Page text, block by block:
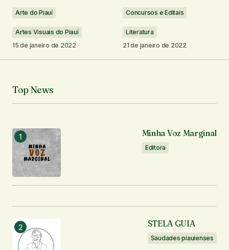
Notifique-me sobre novos comentários por e-mail.
Notifique-me sobre novas publicações por e-mail.
Arte do Piauí
Artes Visuais do Piauí
15 de janeiro de 2022
Concursos e Editais
Literatura
21 de janeiro de 2022
Top News
Minha Voz Marginal
Editora
STELA GUIA
Saudades piauienses